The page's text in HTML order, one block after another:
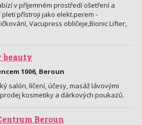
v příjemném prostředí ošetření a
pleti přístroji jako elekt.perem -
Vacupress obličeje,Bionic Lifter,
beauty
1006, Beroun
salón, líčení, účesy, masáž lávovými
kosmetiky a dárkových poukazů.
Beroun